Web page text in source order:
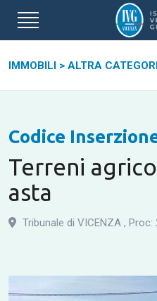
IMMOBILI > ALTRA
Codice
Terreni
asta
Tribunale di VICENZA , Proc: